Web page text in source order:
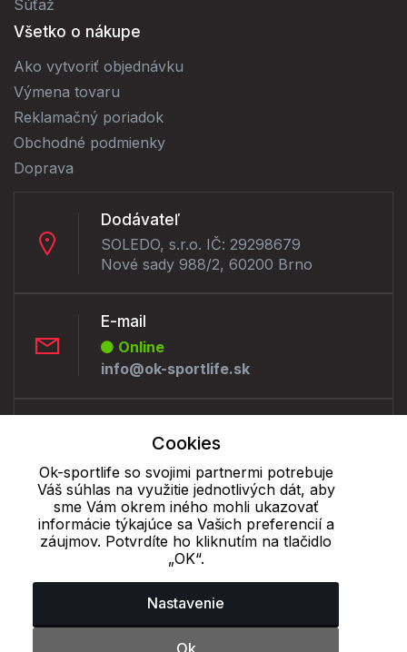
Súťaž
Všetko o nákupe
Ako vytvoriť objednávku
Výmena tovaru
Reklamačný poriadok
Obchodné podmienky
Doprava
Dodávateľ
SOLEDO, s.r.o. IČ: 29298679
Nové sady 988/2, 60200 Brno
E-mail
Online
info@ok-sportlife.sk
Offline
+421 277 270 090
Cookie - podrobné nastavenie| Ďalšie informácie|Spracovanie
osobných údajov
Cookies
Ok-sportlife so svojimi partnermi potrebuje
Váš súhlas na využitie jednotlivých dát, aby
sme Vám okrem iného mohli ukazovať
informácie týkajúce sa Vašich preferencií a
záujmov. Potvrdíte ho kliknutím na tlačidlo
„OK“.
Nastavenie
Ok